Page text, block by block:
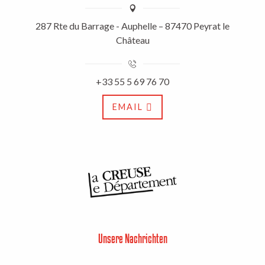
287 Rte du Barrage - Auphelle – 87470 Peyrat le
Château
+33 55 5 69 76 70
EMAIL
Unsere Nachrichten